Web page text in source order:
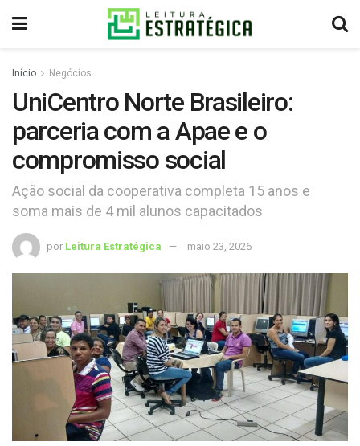
Início Negócios
UniCentro Norte Brasileiro:
parceria com a Apae e o
compromisso social
Ação social da cooperativa completa 15 anos e
soma mais de 4 mil alunos capacitados
por Leitura Estratégica maio 23, 2026